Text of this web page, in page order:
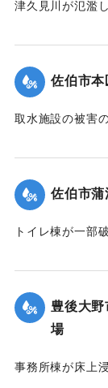
津久見川が氾濫し
｜固有コード:
佐伯市本
取水施設の被害
佐伯市
トイレ棟が一部
｜固有コード:
豊後大
場
事務所棟が床上